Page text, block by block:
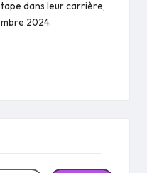
dans leur carrière,
2024.